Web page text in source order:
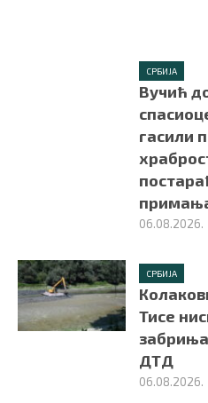
СРБИЈА
Вучић
гасили
06.08.2026.
СРБИЈА
Тисе
ДТД
06.08.2026.